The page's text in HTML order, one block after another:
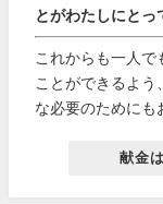
とがわたしにとっ
これからも一人で
ことができるよう
な必要のためにも
献金